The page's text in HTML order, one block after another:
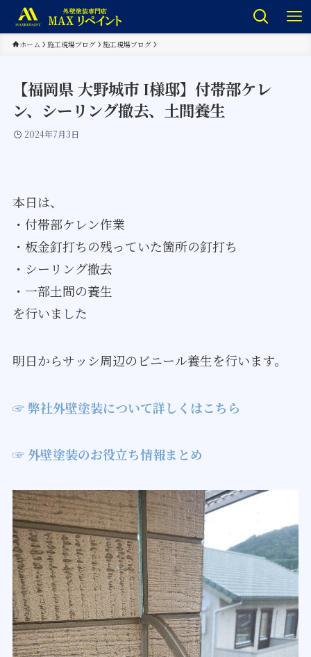
ホーム 施工現場ブログ 施工現場ブログ
【福岡県 大野城市 I様邸】付帯部ケレ
ン、シーリング撤去、土間養生
2024年7月3日
本日は、
・付帯部ケレン作業
・板金釘打ちの残っていた箇所の釘打ち
・シーリング撤去
・一部土間の養生
を行いました
明日からサッシ周辺のビニール養生を行います。
☞ 弊社外壁塗装について詳しくはこちら
☞ 外壁塗装のお役立ち情報まとめ